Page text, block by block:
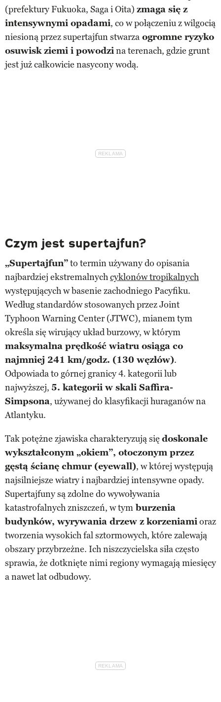
(prefektury Fukuoka, Saga i Oita) zmaga się z
intensywnymi opadami, co w połączeniu z wilgocią
niesioną przez supertajfun stwarza ogromne ryzyko
osuwisk ziemi i powodzina terenach, gdzie grunt
jest już całkowicie nasycony wodą.
Czym jest supertajfun?
„Supertajfun”to termin używany do opisania
najbardziej ekstremalnychcyklonów tropikalnych
występujących w basenie zachodniego Pacyfiku.
Według standardów stosowanych przez Joint
Typhoon Warning Center (JTWC), mianem tym
określa się wirujący układ burzowy, w którym
maksymalna prędkość wiatru osiąga co
najmniej 241 km/godz. (130 węzłów).
Odpowiada to górnej granicy 4. kategorii lub
najwyższej, 5. kategorii w skali Saffira-
Simpsona, używanej do klasyfikacji huraganów na
Atlantyku.
Tak potężne zjawiska charakteryzują się doskonale
wykształconym „okiem”, otoczonym przez
gęstą ścianę chmur (eyewall), w której występują
najsilniejsze wiatry i najbardziej intensywne opady.
Supertajfuny są zdolne do wywoływania
katastrofalnych zniszczeń, w tymburzenia
budynków, wyrywania drzew z korzeniamioraz
tworzenia wysokich fal sztormowych, które zalewają
obszary przybrzeżne. Ich niszczycielska siła często
sprawia, że dotknięte nimi regiony wymagają miesięcy
a nawet lat odbudowy.